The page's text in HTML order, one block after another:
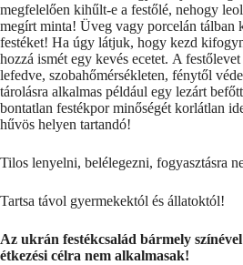
megfelelően kihűlt-e a festőlé, nehogy
megírt minta! Üveg vagy porcelán tálban
festéket! Ha úgy látjuk, hogy kezd
hozzá ismét egy kevés ecetet. A
lefedve, szobahőmérsékleten, fénytől
tárolásra alkalmas például egy lezárt
bontatlan festékpor minőségét korlátlan
hűvös helyen tartandó!
Tilos lenyelni, belélegezni, fogyasztásra
Tartsa távol gyermekektól és állatoktól!
Az ukrán festékcsalád bármely
étkezési célra nem alkalmasak!